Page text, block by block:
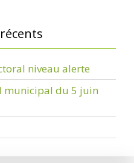
niveau alerte
municipal du 5 juin